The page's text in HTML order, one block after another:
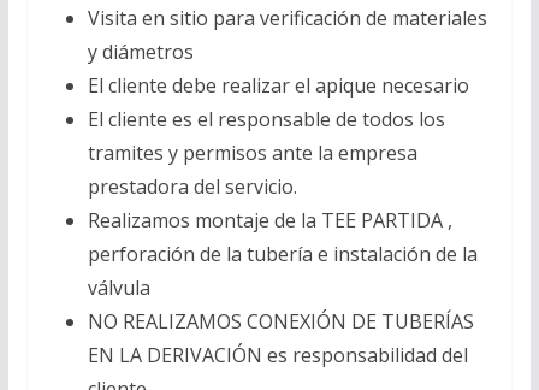
Visita en sitio para verificación de materiales
y diámetros
El cliente debe realizar el apique necesario
El cliente es el responsable de todos los
tramites y permisos ante la empresa
prestadora del servicio.
Realizamos montaje de la TEE PARTIDA ,
perforación de la tubería e instalación de la
válvula
NO REALIZAMOS CONEXIÓN DE TUBERÍAS
EN LA DERIVACIÓN es responsabilidad del